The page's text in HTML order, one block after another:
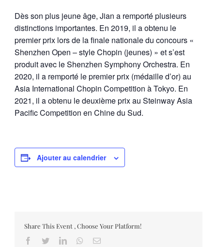
Dès son plus jeune âge, Jian a remporté plusieurs
distinctions importantes. En 2019, il a obtenu le
premier prix lors de la finale nationale du concours «
Shenzhen Open – style Chopin (jeunes) » et s’est
produit avec le Shenzhen Symphony Orchestra. En
2020, il a remporté le premier prix (médaille d’or) au
Asia International Chopin Competition à Tokyo. En
2021, il a obtenu le deuxième prix au Steinway Asia
Pacific Competition en Chine du Sud.
Ajouter au calendrier
Share This Event , Choose Your Platform!
Facebook
TwitterLinkedInWhatsapp
Email